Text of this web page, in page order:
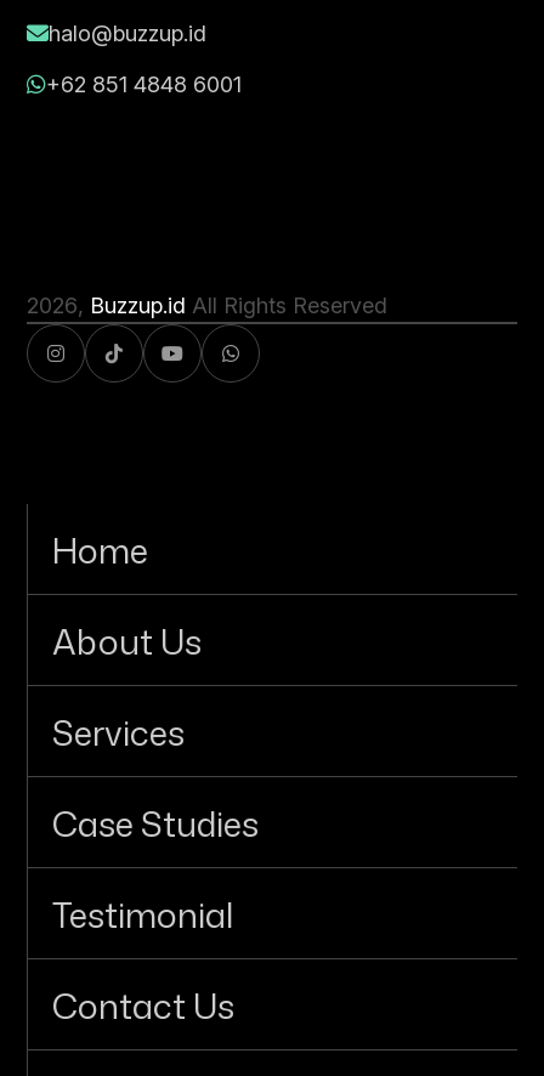
halo@buzzup.id
+62 851 4848 6001
2026, Buzzup.id All Rights Reserved